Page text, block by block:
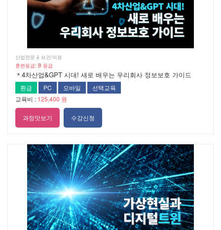
산업전문  보건/의료
훈련등급: B 등급
＊4차산업&GPT 시대! 새로 배우는 우리회사 정보보호 가이드
환급 PC 모바일
선택교육
교육비 : 125,400 원
과정맛보기 수강신청